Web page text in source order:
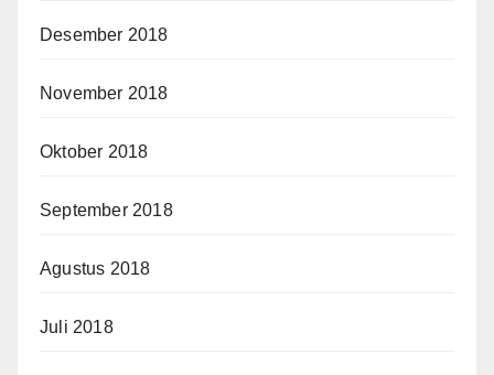
Desember 2018
November 2018
Oktober 2018
September 2018
Agustus 2018
Juli 2018